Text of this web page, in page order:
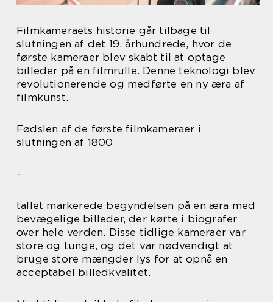
Filmkameraets historie går tilbage til
slutningen af det 19. århundrede, hvor de
første kameraer blev skabt til at optage
billeder på en filmrulle. Denne teknologi blev
revolutionerende og medførte en ny æra af
filmkunst.
Fødslen af de første filmkameraer i
slutningen af 1800
–
tallet markerede begyndelsen på en æra med
bevægelige billeder, der kørte i biografer
over hele verden. Disse tidlige kameraer var
store og tunge, og det var nødvendigt at
bruge store mængder lys for at opnå en
acceptabel billedkvalitet.